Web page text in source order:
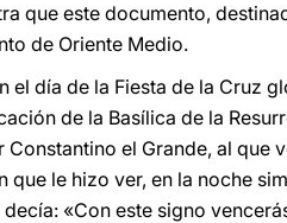
que este documento,
de Oriente Medio.
día de la Fiesta de la Cruz
de la Basílica de la
el Grande, al que
le hizo ver, en la noche
«Con este signo